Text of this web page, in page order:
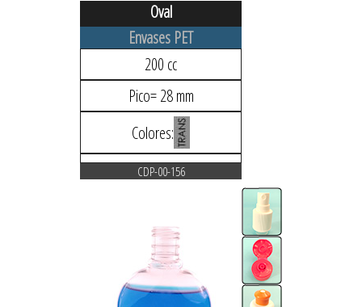
Oval
Envases PET
200 cc
Pico= 28 mm
Colores:
CDP-00-156